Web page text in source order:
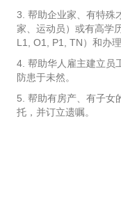
3. 帮助企业家、有特殊
家、运动员）或有高学
L1, O1, P1, TN）和办
4. 帮助华人雇主建立员
防患于未然。
5. 帮助有房产、有子女
托，并订立遗嘱。